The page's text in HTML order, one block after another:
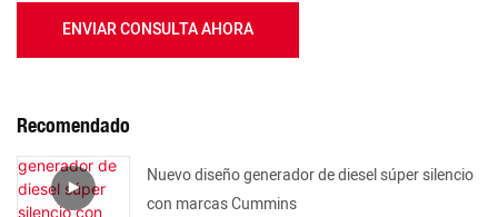
ENVIAR CONSULTA AHORA
Recomendado
Nuevo diseño generador de diesel súper silencio
con marcas Cummins